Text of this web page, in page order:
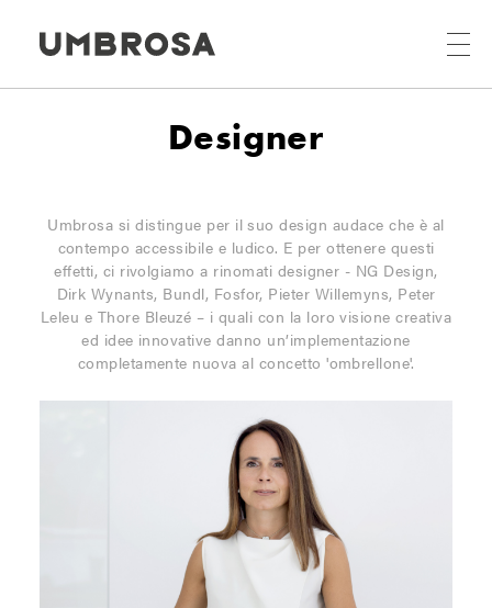
Designer
Umbrosa si distingue per il suo design audace che è al
contempo accessibile e ludico. E per ottenere questi
effetti, ci rivolgiamo a rinomati designer - NG Design,
Dirk Wynants, Bundl, Fosfor, Pieter Willemyns, Peter
Leleu e Thore Bleuzé – i quali con la loro visione creativa
ed idee innovative danno un’implementazione
completamente nuova al concetto 'ombrellone'.